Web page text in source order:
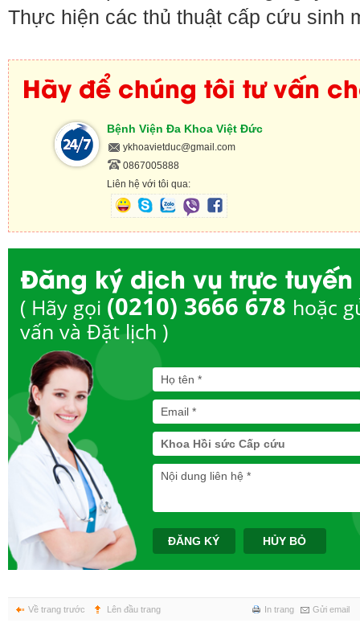
Thực hiện các thủ thuật cấp cứu sinh
Hãy để chúng tôi tư vấn
Bệnh Viện Đa Khoa Việt Đức
ykhoavietduc@gmail.com
0867005888
Liên hệ với tôi qua:
Đăng ký dịch vụ trực tuyến
( Hãy gọi (0210) 3666 678 hoặc
vấn và Đặt lịch )
Khoa Hồi sức Cấp cứu
ĐĂNG KÝ HỦY BỎ
Về trang trước Lên đầu trang Gửi email
In trang